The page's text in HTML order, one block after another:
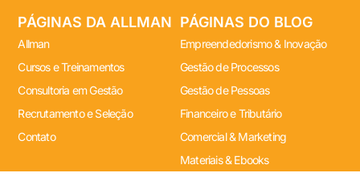
PÁGINAS DA ALLMAN
Allman
Cursos e Treinamentos
Consultoria em Gestão
Recrutamento e Seleção
Contato
PÁGINAS DO BLOG
Empreendedorismo & Inovação
Gestão de Processos
Gestão de Pessoas
Financeiro e Tributário
Comercial & Marketing
Materiais & Ebooks